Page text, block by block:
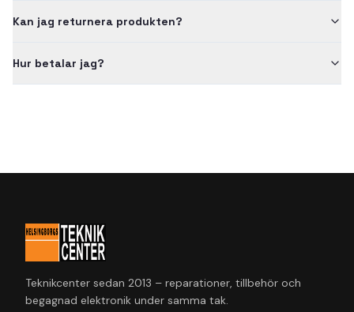
Kan jag returnera produkten?
Hur betalar jag?
Teknikcenter sedan 2013 – reparationer, tillbehör och
begagnad elektronik under samma tak.